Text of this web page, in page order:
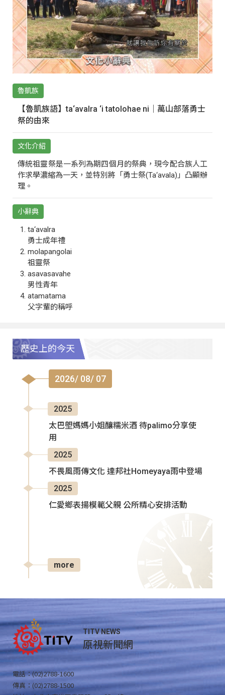
魯凱族
【魯凱族語】ta‘avalra ‘i tatolohae ni｜萬山部落勇士
祭的由來
文化介紹
傳統祖靈祭是一系列為期四個月的祭典，現今配合族人工
作求學濃縮為一天，並特別將「勇士祭(Ta‘avala)」凸顯辦
理。
小辭典
ta‘avalra
勇士成年禮
molapangolai
祖靈祭
asavasavahe
男性青年
atamatama
父字輩的稱呼
歷史上的今天
2026/ 08/ 07
2025
太巴塱媽媽小姐釀糯米酒 待palimo分享使
用
2025
不畏風雨傳文化 達邦社Homeyaya雨中登場
2025
仁愛鄉表揚模範父親 公所精心安排活動
more
TITV NEWS
原視新聞網
電話：(02)2788-1600
傳真：(02)2788-1500